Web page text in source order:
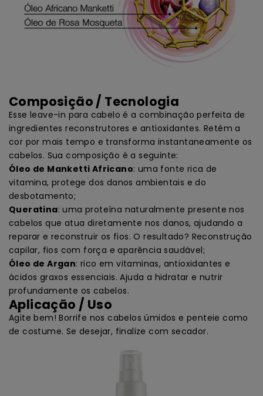
Composição / Tecnologia
Esse leave-in para cabelo é a combinação perfeita de
ingredientes reconstrutores e antioxidantes. Retém a
cor por mais tempo e transforma instantaneamente os
cabelos. Sua composição é a seguinte:
Óleo de Manketti Africano: uma fonte rica de
vitamina, protege dos danos ambientais e do
desbotamento;
Queratina: uma proteína naturalmente presente nos
cabelos que atua diretamente nos danos, ajudando a
reparar e reconstruir os fios. O resultado? Reconstrução
capilar, fios com força e aparência saudável;
Óleo de Argan: rico em vitaminas, antioxidantes e
ácidos graxos essenciais. Ajuda a hidratar e nutrir
profundamente os cabelos.
Aplicação / Uso
Agite bem! Borrife nos cabelos úmidos e penteie como
de costume. Se desejar, finalize com secador.